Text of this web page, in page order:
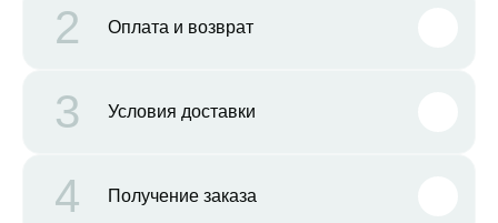
2 Оплата и возврат
3 Условия доставки
4 Получение заказа